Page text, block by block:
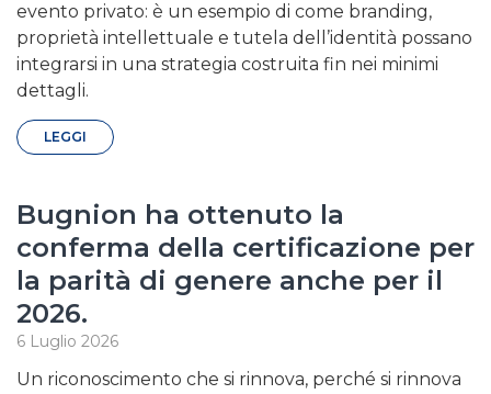
evento privato: è un esempio di come branding,
proprietà intellettuale e tutela dell’identità possano
integrarsi in una strategia costruita fin nei minimi
dettagli.
LEGGI
Bugnion ha ottenuto la
conferma della certificazione per
la parità di genere anche per il
2026.
6 Luglio 2026
Un riconoscimento che si rinnova, perché si rinnova